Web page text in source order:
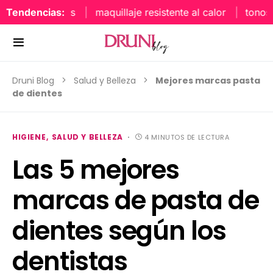
Tendencias: maquillaje resistente al calor tonos
Druni Blog Salud y Belleza
Mejores marcas pasta
de dientes
HIGIENE SALUD Y BELLEZA 4 MINUTOS DE LECTURA
Las 5 mejores
marcas de pasta de
dientes según los
dentistas